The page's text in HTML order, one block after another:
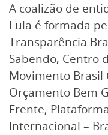
A coalizão de
Lula é formada
Transparência
Sabendo, Centro
Movimento
Orçamento Bem
Frente,
Internacional –